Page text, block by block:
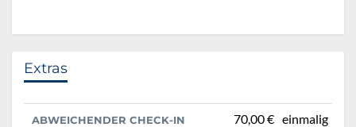
Extras
ABWEICHENDER CHECK-IN 70,00 € einmalig